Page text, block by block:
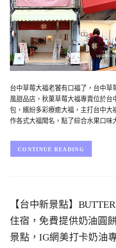
台中草莓大福老饕有口福了，台中
風甜品店，秋菓草莓大福專賣位於台
包，繽紛多彩療癒大福，主打台中大
作各式大福聞名，點了綜合水果口味
CONTINUE READING
【台中新景點】
住宿，免費提供奶油圓
景點，IG網美打卡奶油